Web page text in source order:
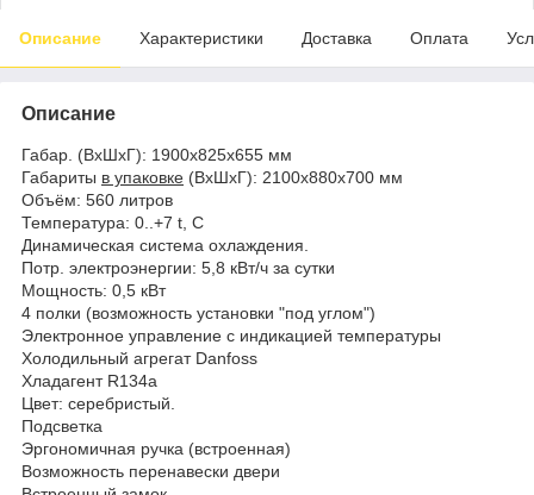
Описание Характеристики Доставка Оплата
Описание
Габар. (ВхШхГ): 1900х825х655 мм
Габариты в упаковке (ВхШхГ): 2100х880х700 мм
Объём: 560 литров
Температура: 0..+7 t, C
Динамическая система охлаждения.
Потр. электроэнергии: 5,8 кВт/ч за сутки
Мощность: 0,5 кВт
4 полки (возможность установки "под углом")
Электронное управление с индикацией температуры
Холодильный агрегат Danfoss
Хладагент R134a
Цвет: серебристый.
Подсветка
Эргономичная ручка (встроенная)
Возможность перенавески двери